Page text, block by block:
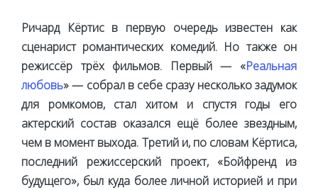
Ричард Кёртис в первую очередь известен как
сценарист романтических комедий. Но также он
режиссёр трёх фильмов. Первый — «Реальная
любовь» — собрал в себе сразу несколько задумок
для ромкомов, стал хитом и спустя годы его
актерский состав оказался ещё более звездным,
чем в момент выхода. Третий и, по словам Кёртиса,
последний режиссерский проект, «Бойфренд из
будущего», был куда более личной историей и при